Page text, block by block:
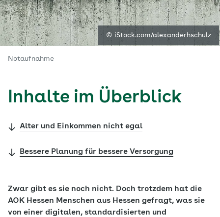
© iStock.com/alexanderhschulz
Notaufnahme
Inhalte im Überblick
Alter und Einkommen nicht egal
Bessere Planung für bessere Versorgung
Zwar gibt es sie noch nicht. Doch trotzdem hat die
AOK Hessen Menschen aus Hessen gefragt, was sie
von einer digitalen, standardisierten und